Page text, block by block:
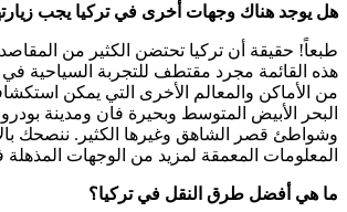
هل يوجد هناك وجهات أخرى في تركيا يجب
طبعاً! حقيقة أن تركيا تحتضن الكثير من المقاصد
هذه القائمة مجرد مقتطف للتجربة السياحية في
من الأماكن والمعالم الأخرى التي يمكن
البحر الأبيض المتوسط وبحيرة فان ومدينة
وشواطئ قصر الشاهق وغيرها الكثير. ننصحك
المعلومات المعمقة لمزيد من الوجهات المذهلة
ما هي أفضل طرق النقل في تركيا؟